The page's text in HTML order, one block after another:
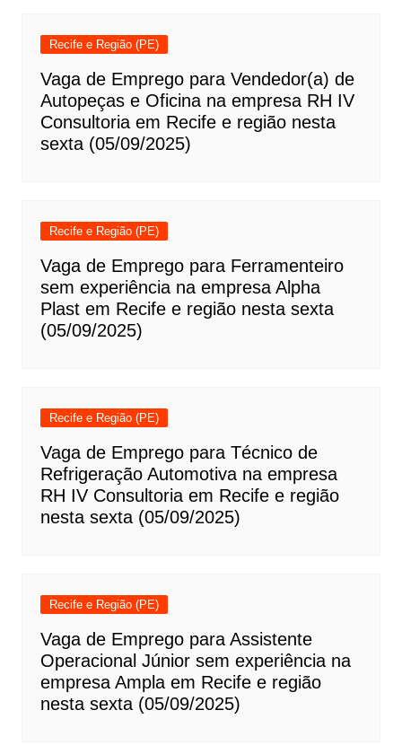
Recife e Região (PE)
Vaga de Emprego para Vendedor(a) de
Autopeças e Oficina na empresa RH IV
Consultoria em Recife e região nesta
sexta (05/09/2025)
Recife e Região (PE)
Vaga de Emprego para Ferramenteiro
sem experiência na empresa Alpha
Plast em Recife e região nesta sexta
(05/09/2025)
Recife e Região (PE)
Vaga de Emprego para Técnico de
Refrigeração Automotiva na empresa
RH IV Consultoria em Recife e região
nesta sexta (05/09/2025)
Recife e Região (PE)
Vaga de Emprego para Assistente
Operacional Júnior sem experiência na
empresa Ampla em Recife e região
nesta sexta (05/09/2025)